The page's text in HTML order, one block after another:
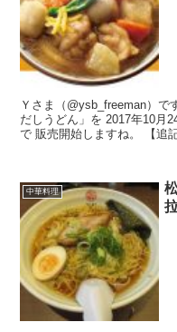
Ｙさま（@ysb_freeman）です。 丸亀製麺が 「ごろごろ野菜
だしうどん」を 2017年10月
で 販
中華料理